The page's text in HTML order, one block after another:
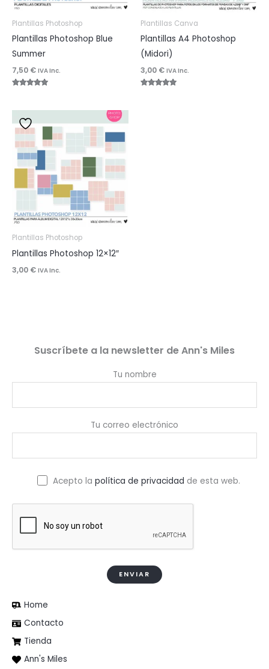
Plantillas Photoshop
Plantillas Photoshop Blue
Summer
7,50 € IVA Inc.
de 5
Plantillas Canva
Plantillas A4 Photoshop
(Midori)
3,00 € IVA Inc.
Plantillas Photoshop
Plantillas Photoshop 12×12″
3,00 € IVA Inc.
Suscríbete a la newsletter de Ann's Miles
Tu nombre
Tu correo electrónico
Acepto lapolítica de privacidad de esta web.
Home
Contacto
Tienda
Ann's Miles